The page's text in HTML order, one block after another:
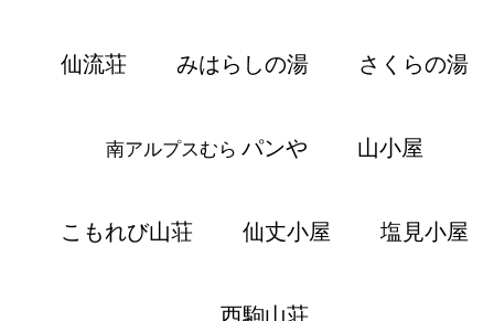
仙流荘 みはらしの湯 さくらの湯
南アルプスむら パンや 山小屋
こもれび山荘 仙丈小屋 塩見小屋
西駒山荘